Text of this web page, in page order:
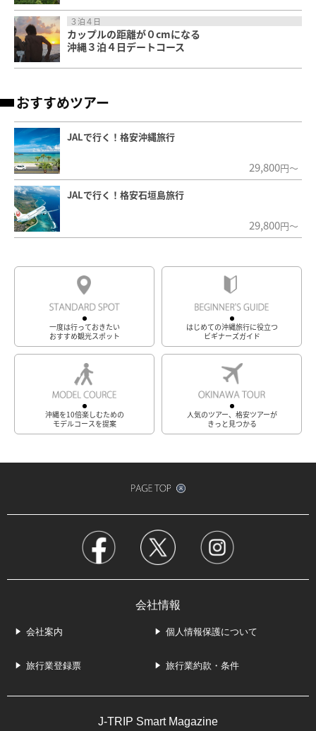
３泊４日
カップルの距離が０cmになる
沖縄３泊４日デートコース
おすすめツアー
JALで行く！格安沖縄旅行
29,800円～
JALで行く！格安石垣島旅行
29,800円～
一度は行っておきたい
おすすめ観光スポット
はじめての沖縄旅行に役立つ
ビギナーズガイド
沖縄を10倍楽しむための
モデルコースを提案
人気のツアー、格安ツアーが
きっと見つかる
会社情報
会社案内 個人情報保護について
旅行業登録票 旅行業約款・条件
J-TRIP Smart Magazine